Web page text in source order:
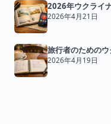
2026年ウクライ
2026年4月21日
旅行者のための
2026年4月19日